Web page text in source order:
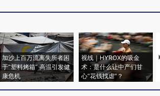
加沙上百万流离失所者困
于“塑料烤箱” 高温引发健
康危机
视线｜HYROX的吸金
术：是什么让中产们甘
心“花钱找虐”？